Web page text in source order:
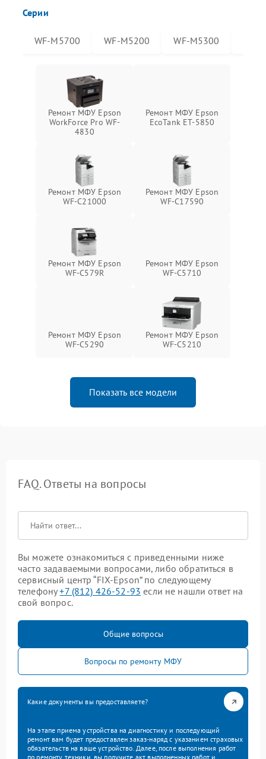
Серии
WF-M5700 WF-M5200 WF-M5300
Ремонт МФУ Epson
WorkForce Pro WF-
4830
Ремонт МФУ Epson
EcoTank ET-5850
Ремонт МФУ Epson
WF-C21000
Ремонт МФУ Epson
WF-C17590
Ремонт МФУ Epson
WF-C579R
Ремонт МФУ Epson
WF-C5710
Ремонт МФУ Epson
WF-C5290
Ремонт МФУ Epson
WF-C5210
Показать все модели
FAQ. Ответы на вопросы
Вы можете ознакомиться с приведенными ниже
часто задаваемыми вопросами, либо обратиться в
сервисный центр “FIX-Epson” по следующему
телефону+7 (812) 426-52-93 если не нашли ответ на
свой вопрос.
Общие вопросы
Вопросы по ремонту МФУ
Какие документы вы предоставляете?
На этапе приема устройства на диагностику и последующий
ремонт вам будет предоставлен заказ-наряд с указанием страховых
обязательств на ваше устройство. Далее, после выполнения работ
по ремонту техники, вы получите акт выполненных работ и